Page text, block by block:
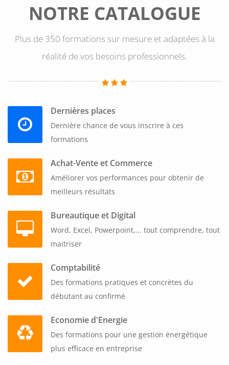
NOTRE CATALOGUE
Plus de 350 formations sur mesure et adaptées à la
réalité de vos besoins professionnels.
Dernières places
Dernière chance de vous inscrire à ces
formations
Achat-Vente et Commerce
Améliorer vos performances pour obtenir de
meilleurs résultats
Bureautique et Digital
Word, Excel, Powerpoint,... tout comprendre, tout
maitriser
Comptabilité
Des formations pratiques et concrètes du
débutant au confirmé
Economie d'Energie
Des formations pour une gestion énergétique
plus efficace en entreprise